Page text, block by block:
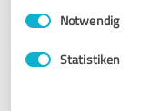
Impressum
Einwilligungsauswahl
Notwendig
Statistiken
Avina GmbH